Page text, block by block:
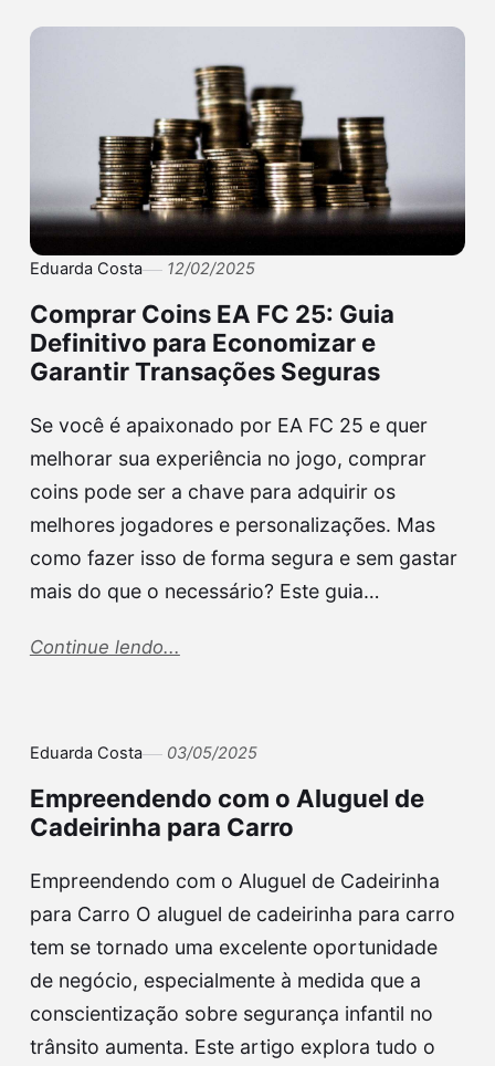
Eduarda Costa 12/02/2025
Comprar Coins EA FC 25: Guia
Definitivo para Economizar e
Garantir Transações Seguras
Se você é apaixonado por EA FC 25 e quer
melhorar sua experiência no jogo, comprar
coins pode ser a chave para adquirir os
melhores jogadores e personalizações. Mas
como fazer isso de forma segura e sem gastar
mais do que o necessário? Este guia…
Continue lendo...
Eduarda Costa 03/05/2025
Empreendendo com o Aluguel de
Cadeirinha para Carro
Empreendendo com o Aluguel de Cadeirinha
para Carro O aluguel de cadeirinha para carro
tem se tornado uma excelente oportunidade
de negócio, especialmente à medida que a
conscientização sobre segurança infantil no
trânsito aumenta. Este artigo explora tudo o